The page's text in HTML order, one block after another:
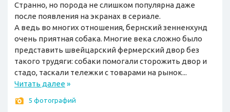
Странно, но порода не слишком популярна даже
после появления на экранах в сериале.
А ведь во многих отношения, бернский зенненхунд
очень приятная собака. Многие века сложно было
представить швейцарский фермерский двор без
такого трудяги: собаки помогали сторожить двор и
стадо, таскали тележки с товарами на рынок...
Читать далее»
5 фотографий